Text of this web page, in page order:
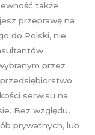
także
przeprawę na
do Polski, nie
przez
serwisu na
Bez względu,
prywatnych, lub